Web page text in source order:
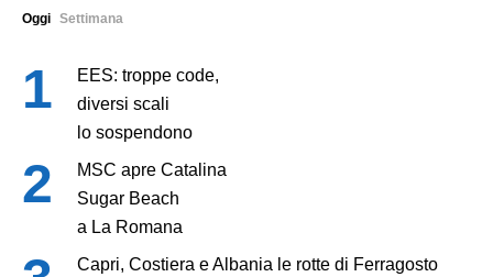
Oggi Settimana
EES: troppe code,
diversi scali
lo sospendono
MSC apre Catalina
Sugar Beach
a La Romana
Capri, Costiera e Albania le rotte di Ferragosto